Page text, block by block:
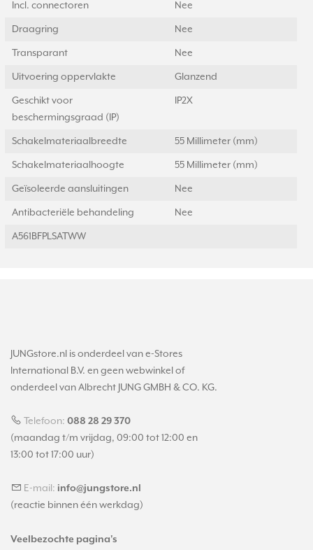
Incl. connectoren Nee
Draagring Nee
Transparant Nee
Uitvoering oppervlakte Glanzend
Geschikt voor
beschermingsgraad (IP)
IP2X
Schakelmateriaalbreedte 55 Millimeter (mm)
Schakelmateriaalhoogte 55 Millimeter (mm)
Geïsoleerde aansluitingen Nee
Antibacteriële behandeling Nee
A561BFPLSATWW
JUNGstore.nl is onderdeel van e-Stores
International B.V. en geen webwinkel of
onderdeel van Albrecht JUNG GMBH & CO. KG.
Telefoon: 088 28 29 370
(maandag t/m vrijdag, 09:00 tot 12:00 en
13:00 tot 17:00 uur)
E-mail: info@jungstore.nl
(reactie binnen één werkdag)
Veelbezochte pagina's